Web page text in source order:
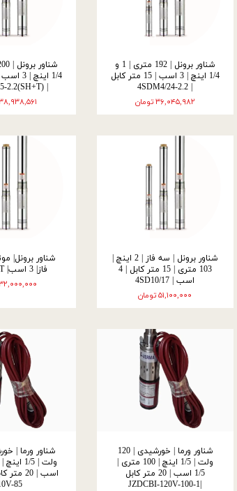
شناور برونل | 192 متری | 1 و
1/4 اینچ | 3 اسب | 15 متر کابل
۳۶,۰۴۵,۹۸۲ تومان
۳۸,۹۳۸,۵۶۱
شناور برونل | سه فاز | 2 اینچ |
103 متری | 15 متر کابل | 4
اسب | 4SD10/17
۵۱,۱۰۰,۰۰۰ تومان
شناور برونل|
فاز| 3 اسب| 4SD2200T
۳۲,۰۰۰,۰۰۰
شناور ورما | خورشیدی | 120
ولت | 1/5 اینچ | 100 متری |
1/5 اسب | 20 متر کابل
85